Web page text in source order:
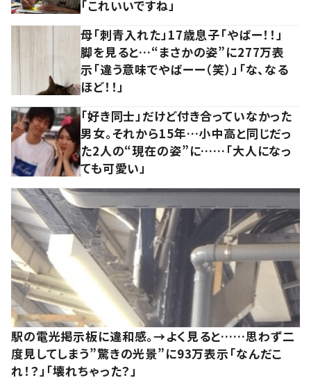
「これいいですね」
母「刺青入れた」17歳息子「やばー！！」
脚を見ると…“まさかの姿”に277万表
示「違う意味でやばーー（笑）」「な、なる
ほど！！」
「好き同士」だけど付き合っていなかった
男女。それから15年…小中高と同じだっ
た2人の“現在の姿”に……「大人になっ
ても可愛い」
駅の電光掲示板に違和感。→よく見ると……思わず二
度見してしまう”驚きの光景”に93万表示「なんだこ
れ！？」「壊れちゃった？」